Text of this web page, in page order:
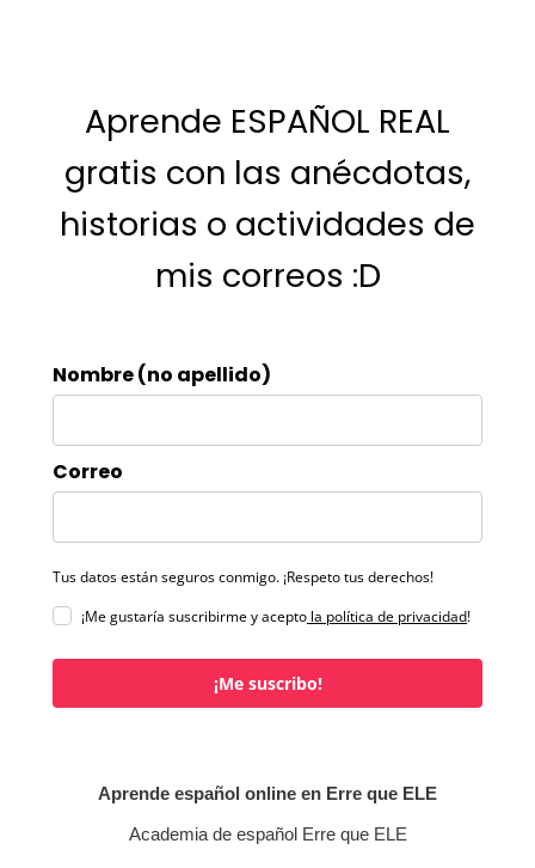
Aprende ESPAÑOL REAL
gratis con las anécdotas,
historias o actividades de
mis correos :D
Nombre (no apellido)
Correo
Tus datos están seguros conmigo. ¡Respeto tus derechos!
¡Me gustaría suscribirme y acepto la política de privacidad!
¡Me suscribo!
Aprende español online en Erre que ELE
Academia de español Erre que ELE